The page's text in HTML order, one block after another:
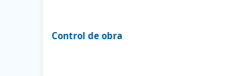
Control de obra